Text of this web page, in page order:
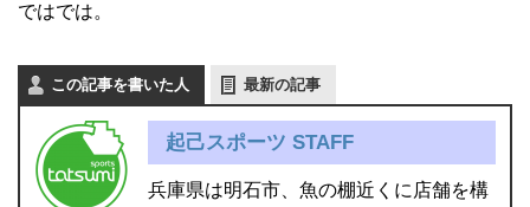
ではでは。
この記事を書いた人 最新の記事
起己スポーツ STAFF
兵庫県は明石市、魚の棚近くに店舗を構